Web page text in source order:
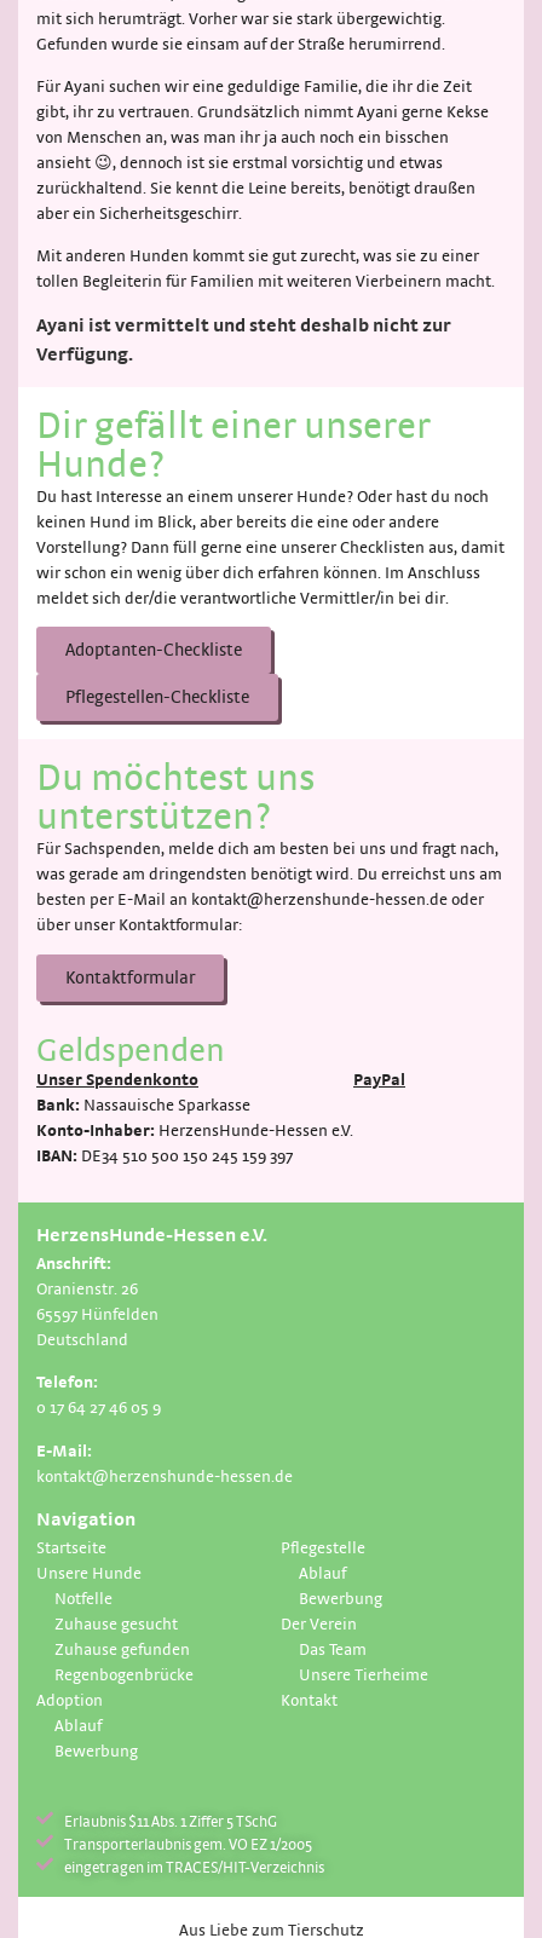
mit sich herumträgt. Vorher war sie stark übergewichtig.
Gefunden wurde sie einsam auf der Straße herumirrend.
Für Ayani suchen wir eine geduldige Familie, die ihr die Zeit
gibt, ihr zu vertrauen. Grundsätzlich nimmt Ayani gerne Kekse
von Menschen an, was man ihr ja auch noch ein bisschen
ansieht 😉, dennoch ist sie erstmal vorsichtig und etwas
zurückhaltend. Sie kennt die Leine bereits, benötigt draußen
aber ein Sicherheitsgeschirr.
Mit anderen Hunden kommt sie gut zurecht, was sie zu einer
tollen Begleiterin für Familien mit weiteren Vierbeinern macht.
Ayani ist vermittelt und steht deshalb nicht zur
Verfügung.
Dir gefällt einer unserer
Hunde?
Du hast Interesse an einem unserer Hunde? Oder hast du noch
keinen Hund im Blick, aber bereits die eine oder andere
Vorstellung? Dann füll gerne eine unserer Checklisten aus, damit
wir schon ein wenig über dich erfahren können. Im Anschluss
meldet sich der/die verantwortliche Vermittler/in bei dir.
Adoptanten-Checkliste
Pflegestellen-Checkliste
Du möchtest uns
unterstützen?
Für Sachspenden, melde dich am besten bei uns und fragt nach,
was gerade am dringendsten benötigt wird. Du erreichst uns am
besten per E-Mail an kontakt@herzenshunde-hessen.de oder
über unser Kontaktformular:
Kontaktformular
Geldspenden
Unser Spendenkonto
Bank: Nassauische Sparkasse
Konto-Inhaber: HerzensHunde-Hessen e.V.
IBAN: DE34 510 500 150 245 159 397
PayPal
HerzensHunde-Hessen e.V.
Anschrift:
Oranienstr. 26
65597 Hünfelden
Deutschland
Telefon:
0 17 64 27 46 05 9
E-Mail:
kontakt@herzenshunde-hessen.de
Navigation
Startseite
Unsere Hunde
Notfelle
Zuhause gesucht
Zuhause gefunden
Regenbogenbrücke
Adoption
Ablauf
Bewerbung
Pflegestelle
Ablauf
Bewerbung
Der Verein
Das Team
Unsere Tierheime
Kontakt
Erlaubnis $11 Abs. 1 Ziffer 5 TSchG
Transporterlaubnis gem. VO EZ 1/2005
eingetragen im TRACES/HIT-Verzeichnis
Aus Liebe zum Tierschutz